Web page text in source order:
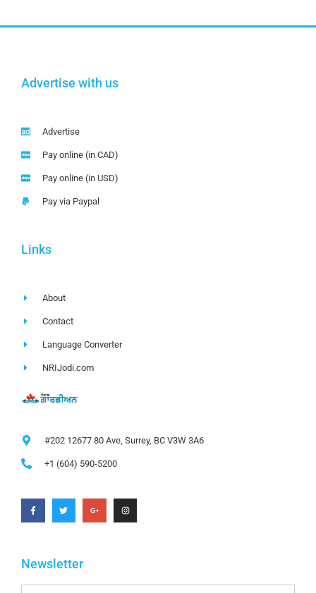
Advertise with us
Advertise
Pay online (in CAD)
Pay online (in USD)
Pay via Paypal
Links
About
Contact
Language Converter
NRIJodi.com
#202 12677 80 Ave, Surrey, BC V3W 3A6
+1 (604) 590-5200
Newsletter